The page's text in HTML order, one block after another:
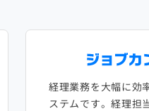
経理業務を大幅に効
ステムです。経理担